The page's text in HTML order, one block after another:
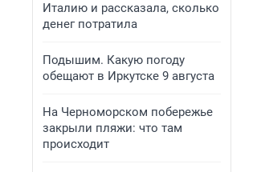
Италию и рассказала, сколько
денег потратила
Подышим. Какую погоду
обещают в Иркутске 9 августа
На Черноморском побережье
закрыли пляжи: что там
происходит